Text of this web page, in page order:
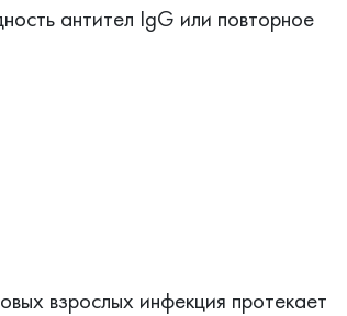
антител IgG или повторное
взрослых инфекция протекает